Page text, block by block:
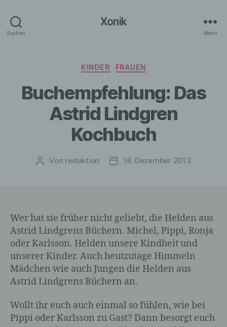
Suchen
Xonik
Menü
Kategorien
KINDER FRAUEN
Buchempfehlung: Das
Astrid Lindgren
Kochbuch
Beitragsautor
Von redaktion Veröffentlichungsdatum
18. Dezember 2013
Wer hat sie früher nicht geliebt, die Helden aus
Astrid Lindgrens Büchern. Michel, Pippi, Ronja
oder Karlsson. Helden unsere Kindheit und
unserer Kinder. Auch heutzutage Himmeln
Mädchen wie auch Jungen die Helden aus
Astrid Lindgrens Büchern an.
Wollt ihr euch auch einmal so fühlen, wie bei
Pippi oder Karlsson zu Gast? Dann besorgt euch